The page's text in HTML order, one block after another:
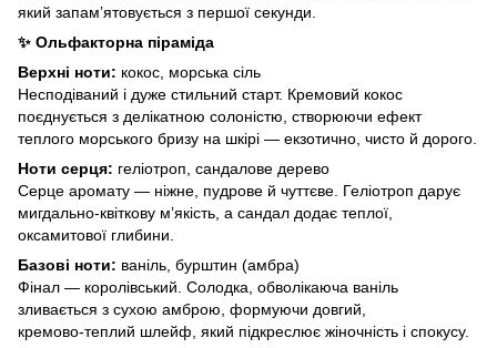
який запам’ятовується з першої секунди.
✨ Ольфакторна піраміда
Верхні ноти: кокос, морська сіль
Несподіваний і дуже стильний старт. Кремовий кокос
поєднується з делікатною солоністю, створюючи ефект
теплого морського бризу на шкірі — екзотично, чисто й дорого.
Ноти серця: геліотроп, сандалове дерево
Серце аромату — ніжне, пудрове й чуттєве. Геліотроп дарує
мигдально‑квіткову м’якість, а сандал додає теплої,
оксамитової глибини.
Базові ноти: ваніль, бурштин (амбра)
Фінал — королівський. Солодка, обволікаюча ваніль
зливається з сухою амброю, формуючи довгий,
кремово‑теплий шлейф, який підкреслює жіночність і спокусу.